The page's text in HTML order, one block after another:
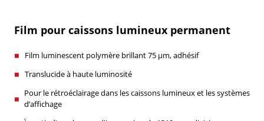
Film pour caissons lumineux permanent
Film luminescent polymère brillant 75 µm, adhésif
Translucide à haute luminosité
Pour le rétroéclairage dans les caissons lumineux et les systèmes
d’affichage